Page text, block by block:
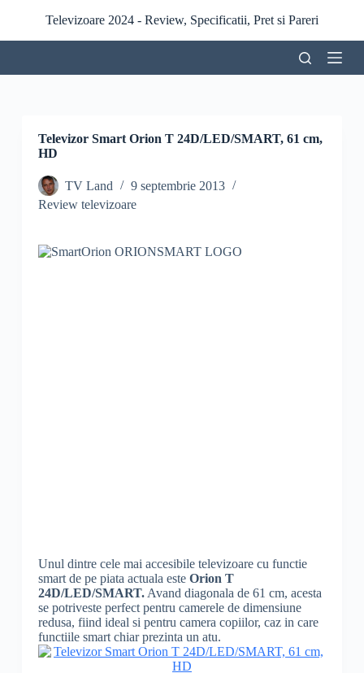
r
l
Televizoare 2024 - Review, Specificatii, Pret si Pareri
Televizor Smart Orion T 24D/LED/SMART, 61 cm,
HD
TV Land
9 septembrie 2013
Review televizoare
Unul dintre cele mai accesibile televizoare cu functie
smart de pe piata actuala este Orion T
24D/LED/SMART.Avand diagonala de 61 cm, acesta
se potriveste perfect pentru camerele de dimensiune
redusa, fiind ideal si pentru camera copiilor, caz in care
functiile smart chiar prezinta un atu.